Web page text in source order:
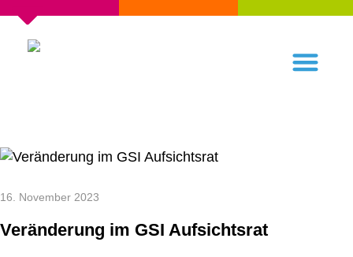
16. November 2023
Veränderung im GSI Aufsichtsrat